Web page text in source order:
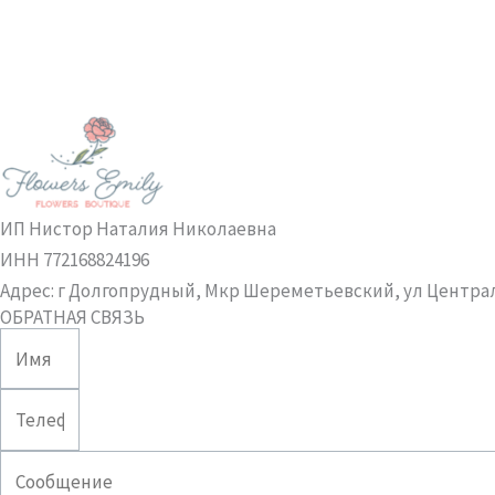
ИП Нистор Наталия Николаевна
ИНН 772168824196
Адрес: г Долгопрудный, Мкр Шереметьевский, ул
ОБРАТНАЯ СВЯЗЬ